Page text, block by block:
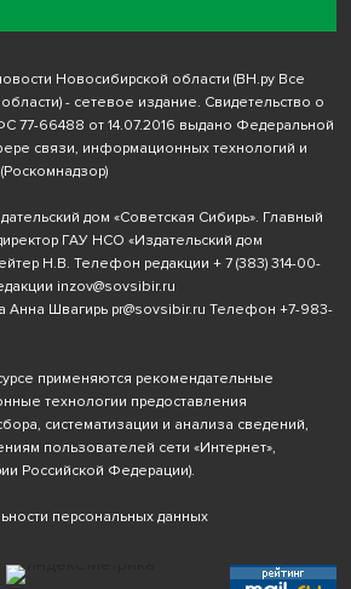
Новосибирской области (ВН.ру Все
- сетевое издание. Свидетельство о
77-66488 от 14.07.2016 выдано Федеральной
связи, информационных технологий и
дом «Советская Сибирь». Главный
ГАУ НСО «Издательский дом
Н.В. Телефон редакции + 7 (383) 314-00-
inzov@sovsibir.ru
Анна Швагирь pr@sovsibir.ru Телефон +7-983-
применяются рекомендательные
технологии предоставления
систематизации и анализа сведений,
пользователей сети «Интернет»,
Российской Федерации).
персональных данных